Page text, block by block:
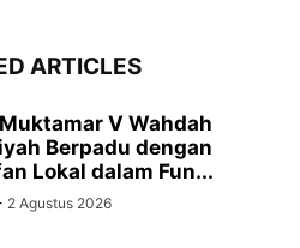
ARTICLES
V Wahdah
Berpadu dengan
Lokal dalam Fun...
2 Agustus 2026